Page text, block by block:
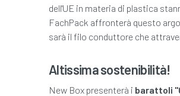
dell'UE in materia di plastica
FachPack affronterà questo
sarà il filo conduttore che
Altissima sostenibilità!
New Box presenterà i barattoli